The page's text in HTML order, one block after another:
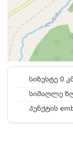
სიზუსტე 0
სიმაღლე
პუნქტის